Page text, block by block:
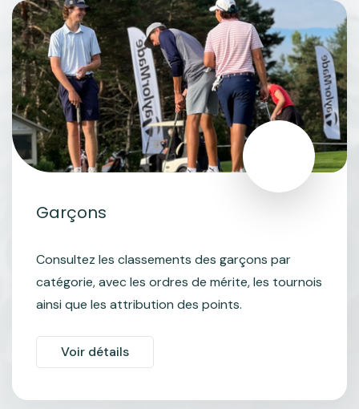
Garçons
Consultez les classements des garçons par
catégorie, avec les ordres de mérite, les tournois
ainsi que les attribution des points.
Voir détails